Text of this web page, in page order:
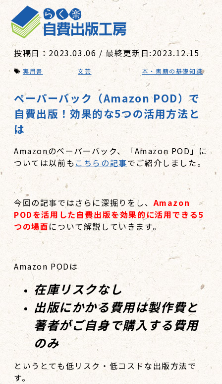
投稿日：2023.03.06 / 最終更新日:2023.12.15
実用書 文芸 本・書籍の基礎知識
ペーパーバック（Amazon POD）で
自費出版！効果的な5つの活用方法と
は
Amazonのペーパーバック、「Amazon POD」に
ついては以前も こちらの記事でご紹介しました。
今回の記事ではさらに深掘りをし、 Amazon
PODを活用した自費出版を効果的に活用できる5
つの場面について解説していきます。
Amazon PODは
在庫リスクなし
出版にかかる費用は製作費と
著者がご自身で購入する費用
のみ
というとても低リスク・低コストな出版方法で
す。